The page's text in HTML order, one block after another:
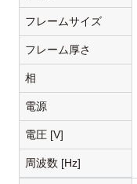
フレームサイズ
フレーム厚さ
相
電源
電圧 [V]
周波数 [Hz]